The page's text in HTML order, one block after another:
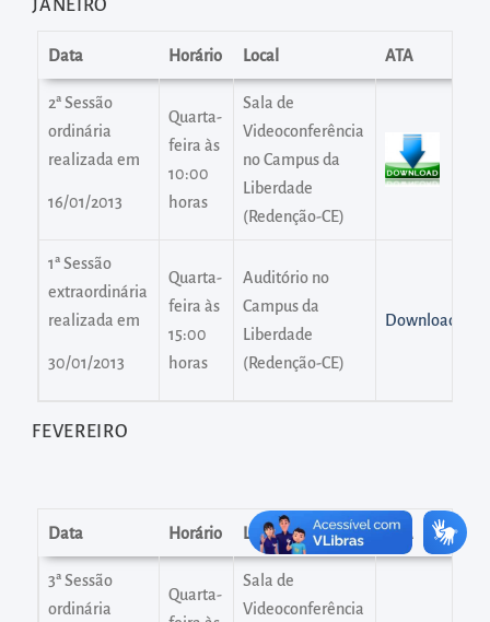
o
Acessar
diretamente
à
área
realizar
buscas
internas
Acessar
rodapé
JANEIRO
Data Horário Local ATA
2ª Sessão
ordinária
realizada em
16/01/2013
Quarta-
feira às
10:00
horas
Sala de
Videoconferência
no Campus da
Liberdade
(Redenção-CE)
1ª Sessão
extraordinária
realizada em
30/01/2013
Quarta-
feira às
15:00
horas
Auditório no
Campus da
Liberdade
(Redenção-CE)
Download
FEVEREIRO
Data Horário Local ATA
3ª Sessão
ordinária
Quarta-
Sala de
Videoconferência